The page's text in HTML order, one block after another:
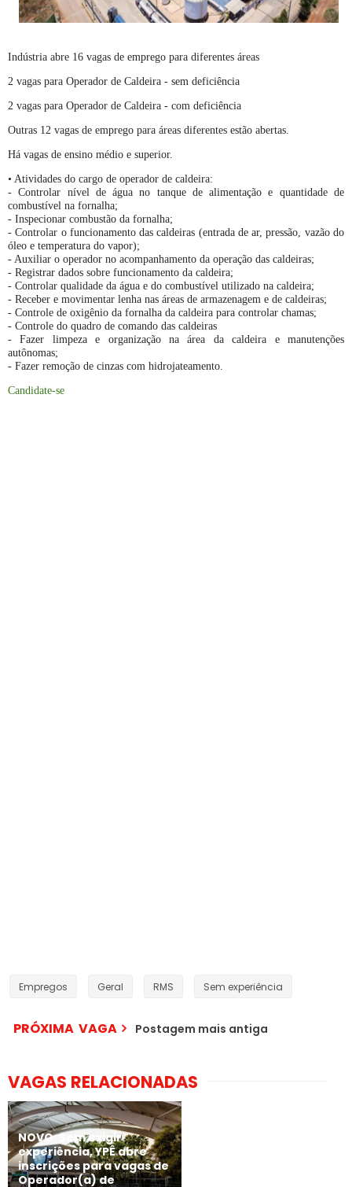
Indústria abre 16 vagas de emprego para diferentes áreas
2 vagas para Operador de Caldeira - sem deficiência
2 vagas para Operador de Caldeira - com deficiência
Outras 12 vagas de emprego para áreas diferentes estão abertas.
Há vagas de ensino médio e superior.
• Atividades do cargo de operador de caldeira:
- Controlar nível de água no tanque de alimentação e quantidade de
combustível na fornalha;
- Inspecionar combustão da fornalha;
- Controlar o funcionamento das caldeiras (entrada de ar, pressão, vazão do
óleo e temperatura do vapor);
- Auxiliar o operador no acompanhamento da operação das caldeiras;
- Registrar dados sobre funcionamento da caldeira;
- Controlar qualidade da água e do combustível utilizado na caldeira;
- Receber e movimentar lenha nas áreas de armazenagem e de caldeiras;
- Controle de oxigênio da fornalha da caldeira para controlar chamas;
- Controle do quadro de comando das caldeiras
- Fazer limpeza e organização na área da caldeira e manutenções
autônomas;
- Fazer remoção de cinzas com hidrojateamento.
Candidate-se
Empregos Geral RMS Sem experiência
PRÓXIMA VAGA Postagem mais antiga
VAGAS RELACIONADAS
NOVO: Sem exigir
experiência, YPÊ abre
inscrições para vagas de
Operador(a) de